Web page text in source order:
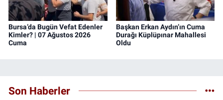
Bursa’da Bugün Vefat Edenler
Kimler? | 07 Ağustos 2026
Cuma
Başkan Erkan Aydın’ın Cuma
Durağı Küplüpınar Mahallesi
Oldu
Son Haberler